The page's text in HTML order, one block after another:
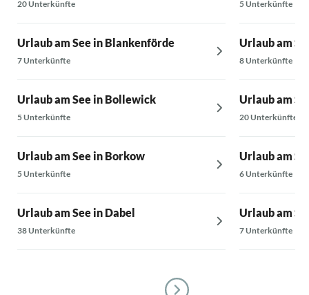
20 Unterkünfte
Urlaub am See in Blankenförde
7 Unterkünfte
Urlaub am See in Bollewick
5 Unterkünfte
Urlaub am See in Borkow
5 Unterkünfte
Urlaub am See in Dabel
38 Unterkünfte
5 Unterkünfte
Urlaub am
8 Unterkünfte
Urlaub am
20 Unterkünfte
Urlaub am
6 Unterkünfte
Urlaub am
7 Unterkünfte